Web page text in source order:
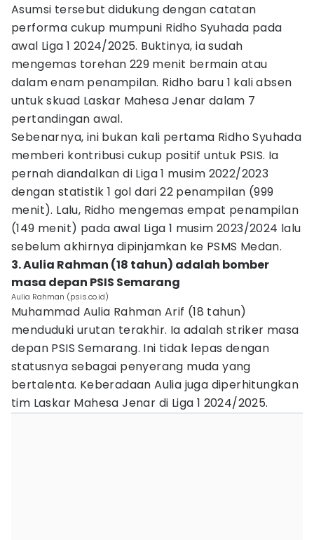
Asumsi tersebut didukung dengan catatan
performa cukup mumpuni Ridho Syuhada pada
awal Liga 1 2024/2025. Buktinya, ia sudah
mengemas torehan 229 menit bermain atau
dalam enam penampilan. Ridho baru 1 kali absen
untuk skuad Laskar Mahesa Jenar dalam 7
pertandingan awal.
Sebenarnya, ini bukan kali pertama Ridho Syuhada
memberi kontribusi cukup positif untuk PSIS. Ia
pernah diandalkan di Liga 1 musim 2022/2023
dengan statistik 1 gol dari 22 penampilan (999
menit). Lalu, Ridho mengemas empat penampilan
(149 menit) pada awal Liga 1 musim 2023/2024 lalu
sebelum akhirnya dipinjamkan ke PSMS Medan.
3. Aulia Rahman (18 tahun) adalah bomber
masa depan PSIS Semarang
Aulia Rahman (psis.co.id)
Muhammad Aulia Rahman Arif (18 tahun)
menduduki urutan terakhir. Ia adalah striker masa
depan PSIS Semarang. Ini tidak lepas dengan
statusnya sebagai penyerang muda yang
bertalenta. Keberadaan Aulia juga diperhitungkan
tim Laskar Mahesa Jenar di Liga 1 2024/2025.